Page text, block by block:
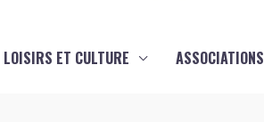
LOISIRS ET CULTURE ASSOCIATIONS